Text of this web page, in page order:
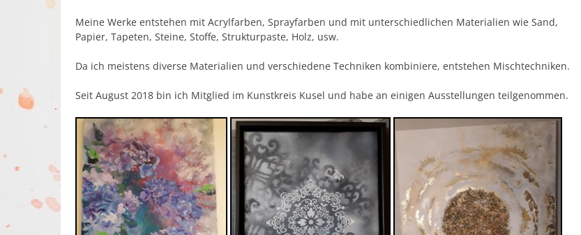
Meine Werke entstehen mit Acrylfarben, Sprayfarben und mit unterschiedlichen Materialien wie Sand,
Papier, Tapeten, Steine, Stoffe, Strukturpaste, Holz, usw.
Da ich meistens diverse Materialien und verschiedene Techniken kombiniere, entstehen Mischtechniken.
Seit August 2018 bin ich Mitglied im Kunstkreis Kusel und habe an einigen Ausstellungen teilgenommen.